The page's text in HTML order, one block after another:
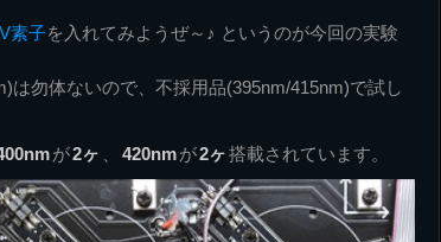
素子を入れてみようぜ～♪ というのが今回の実験
は勿体ないので、不採用品(395nm/415nm)で試し
が2ヶ 420nmが2ヶ搭載されています。